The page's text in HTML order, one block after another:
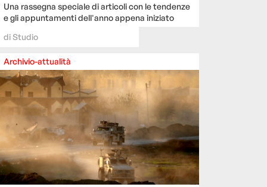
Una rassegna speciale di articoli con le tendenze
e gli appuntamenti dell'anno appena iniziato
diStudio
Archivio-attualità